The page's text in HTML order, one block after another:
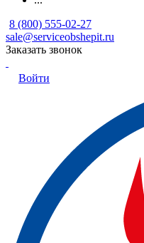
8 (800) 555-02-27
sale@serviceobshepit.ru
Заказать звонок
Войти